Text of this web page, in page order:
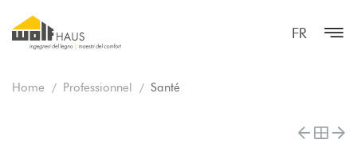
FR
Home Professionnel Santé